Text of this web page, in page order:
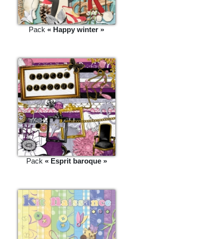
Pack « Happy winter »
Pack « Esprit baroque »